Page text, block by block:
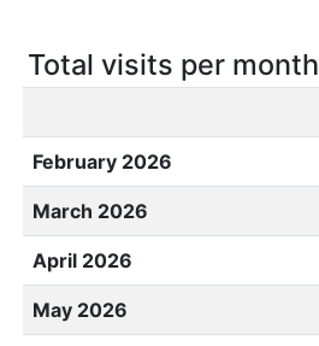
Total visits per month
February 2026
March 2026
April 2026
May 2026